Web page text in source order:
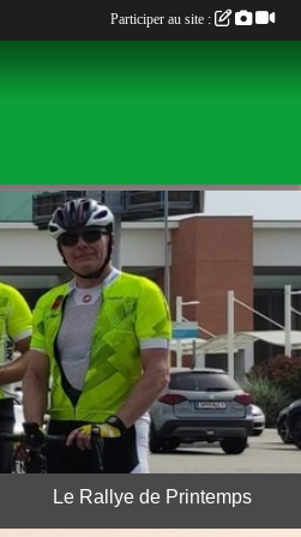
Le Rallye de Printemps
Participer au site :